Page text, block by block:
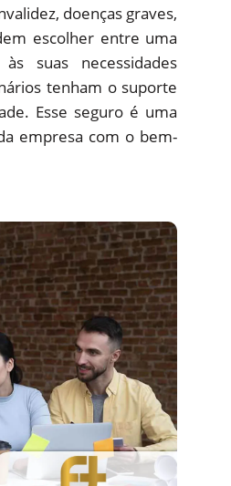
doenças graves,
escolher entre uma
suas necessidades
tenham o suporte
Esse seguro é uma
empresa com o bem-